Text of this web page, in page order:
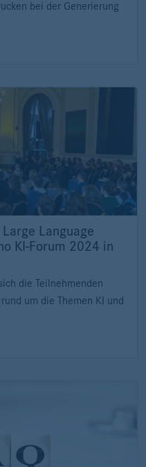
bei der Generierung
Language
KI-Forum 2024 in
die Teilnehmenden
um die Themen KI und